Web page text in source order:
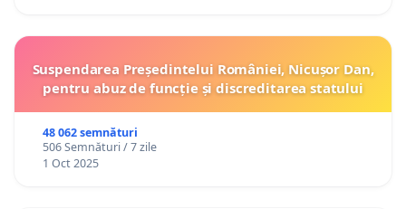
Suspendarea Președintelui României, Nicușor Dan,
pentru abuz de funcție și discreditarea statului
48 062 semnături
506 Semnături / 7 zile
1 Oct 2025